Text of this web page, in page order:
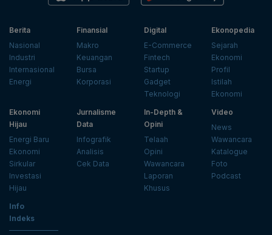
Berita
Nasional
Industri
Internasional
Energi
Finansial
Makro
Keuangan
Bursa
Korporasi
Digital
E-Commerce
Fintech
Startup
Gadget
Teknologi
Ekonopedia
Sejarah
Ekonomi
Profil
Istilah
Ekonomi
Ekonomi
Hijau
Energi Baru
Ekonomi
Sirkular
Investasi
Hijau
Jurnalisme
Data
Infografik
Analisis
Cek Data
In-Depth &
Opini
Telaah
Opini
Wawancara
Laporan
Khusus
Video
News
Wawancara
Katalogue
Foto
Podcast
Info
Indeks